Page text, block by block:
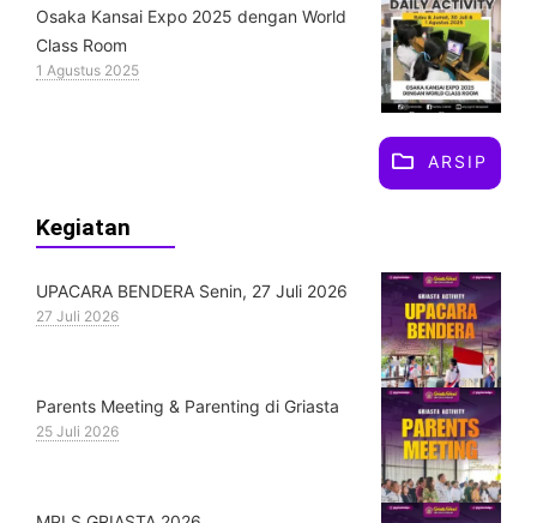
Osaka Kansai Expo 2025 dengan World
Class Room
1 Agustus 2025
ARSIP
Kegiatan
UPACARA BENDERA Senin, 27 Juli 2026
27 Juli 2026
Parents Meeting & Parenting di Griasta
25 Juli 2026